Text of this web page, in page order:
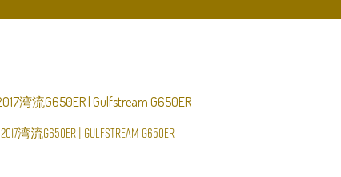
阅读更多
2017湾流G650ER | Gulfstream G650ER